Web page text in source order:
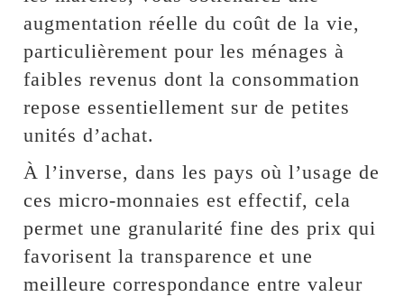
augmentation réelle du coût de la vie,
particulièrement pour les ménages à
faibles revenus dont la consommation
repose essentiellement sur de petites
unités d’achat.
À l’inverse, dans les pays où l’usage de
ces micro-monnaies est effectif, cela
permet une granularité fine des prix qui
favorisent la transparence et une
meilleure correspondance entre valeur